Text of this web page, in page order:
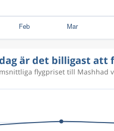
Göteborg GOT MHD Mashhad
Göteborg GOT MHD Mashhad
är det billigast att
flygpriset till Mashhad